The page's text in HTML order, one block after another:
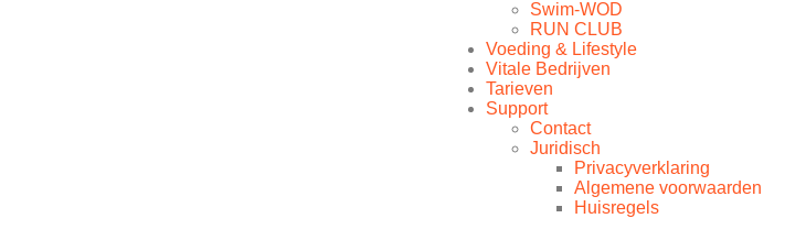
Swim-WOD
RUN CLUB
Voeding & Lifestyle
Vitale Bedrijven
Tarieven
Support
Contact
Juridisch
Privacyverklaring
Algemene voorwaarden
Huisregels